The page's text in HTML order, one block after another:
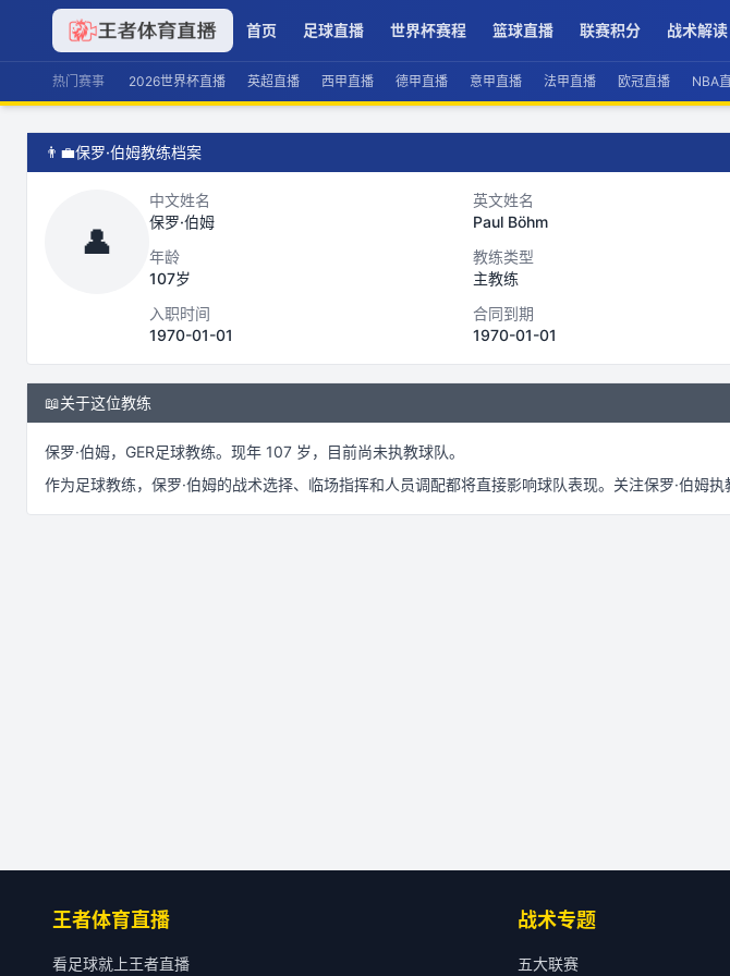
首页 足球直播 世界杯赛程 篮球直播 联赛积分 战术解读
热门赛事 2026世界杯直播 英超直播 西甲直播 德甲直播 意甲直播 法甲直播 欧冠直播 NBA
👨‍💼保罗·伯姆教练档案
👤
中文姓名
保罗·伯姆
英文姓名
Paul Böhm
年龄
107岁
教练类型
主教练
入职时间
1970-01-01
合同到期
1970-01-01
📖关于这位教练
保罗·伯姆， GER足球教练。 现年 107 岁，
目前尚未执教球队。
作为足球教练， 保罗·伯姆的战术选择、临场指挥和人员调配都将直接影响球队表现。关注保罗·伯姆执
王者体育直播
看足球就上王者直播
战术专题
五大联赛